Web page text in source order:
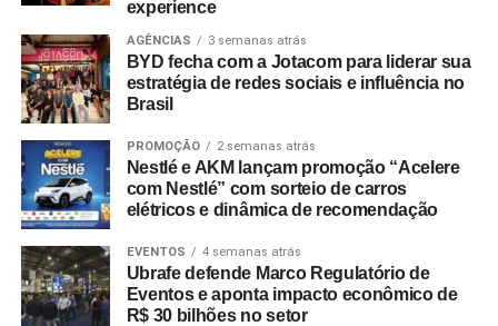
experience
AGÊNCIAS 3 semanas atrás
BYD fecha com a Jotacom para liderar sua
estratégia de redes sociais e influência no
Brasil
PROMOÇÃO 2 semanas atrás
Nestlé e AKM lançam promoção “Acelere
com Nestlé” com sorteio de carros
elétricos e dinâmica de recomendação
EVENTOS 4 semanas atrás
Ubrafe defende Marco Regulatório de
Eventos e aponta impacto econômico de
R$ 30 bilhões no setor